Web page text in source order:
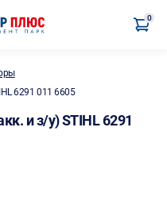
0
6291 011 6605
и з/у) STIHL 6291